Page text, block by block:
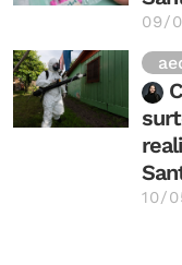
09/
10/